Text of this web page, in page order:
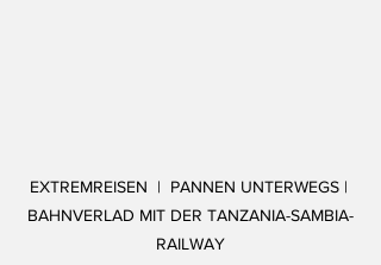
EXTREMREISEN  |  PANNEN UNTERWEGS |
BAHNVERLAD MIT DER TANZANIA-SAMBIA-
RAILWAY